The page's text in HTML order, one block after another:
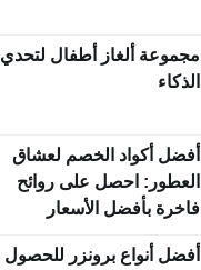
مجموعة ألغاز أطفال لتحدي
الذكاء
أفضل أكواد الخصم لعشاق
العطور: احصل على روائح
فاخرة بأفضل الأسعار
أفضل أنواع برونزر للحصول